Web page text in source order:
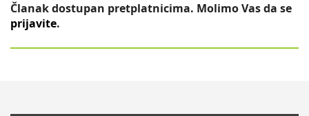
Članak dostupan pretplatnicima. Molimo Vas da se
prijavite.